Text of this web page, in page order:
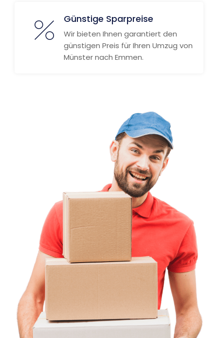
Günstige Sparpreise
Wir bieten Ihnen garantiert den
günstigen Preis für Ihren Umzug von
Münster nach Emmen.